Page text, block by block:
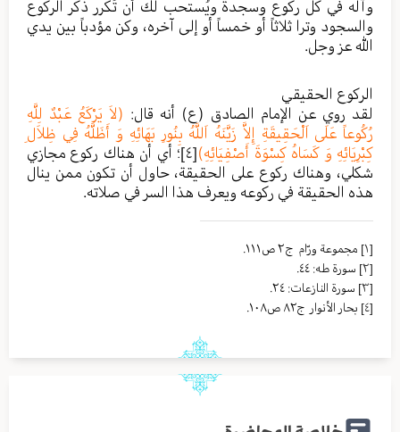
وآله في كل ركوع وسجدة ويُستحب لك أن تُكرر ذكر الركوع
والسجود وترا ثلاثاً أو خمساً أو إلى آخره، وكن مؤدباً بين يدي
الله عز وجل.
الركوع الحقيقي
لقد روي عن الإمام الصادق (ع) أنه قال: (لاَ يَرْكَعُ عَبْدٌ لِلَّهِ
رُكُوعاً عَلَى اَلْحَقِيقَةِ إِلاَّ زَيَّنَهُ اَللَّهُ بِنُورِ بَهَائِهِ وَ أَظَلَّهُ فِي ظِلاَلِ
كِبْرِيَائِهِ وَ كَسَاهُ كِسْوَةَ أَصْفِيَائِهِ)[٤]
؛ أي أن هناك ركوع مجازي
شكلي، وهناك ركوع على الحقيقة، حاول أن تكون ممن ينال
هذه الحقيقة في ركوعه ويعرف هذا السر في صلاته.
[١]
مجموعة ورّام ج٢ ص١١١.
[٢]
سورة طه: ٤٤.
[٣]
سورة النازعات: ٢٤.
[٤]
بحار الأنوار ج٨٢ ص١٠٨.